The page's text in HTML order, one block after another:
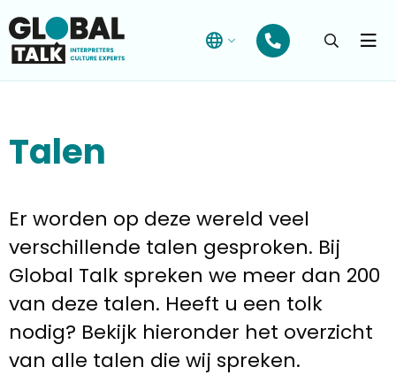
Open
Talen
Er worden op deze wereld veel
verschillende talen gesproken. Bij
Global Talk spreken we meer dan 200
van deze talen. Heeft u een tolk
nodig? Bekijk hieronder het overzicht
van alle talen die wij spreken.